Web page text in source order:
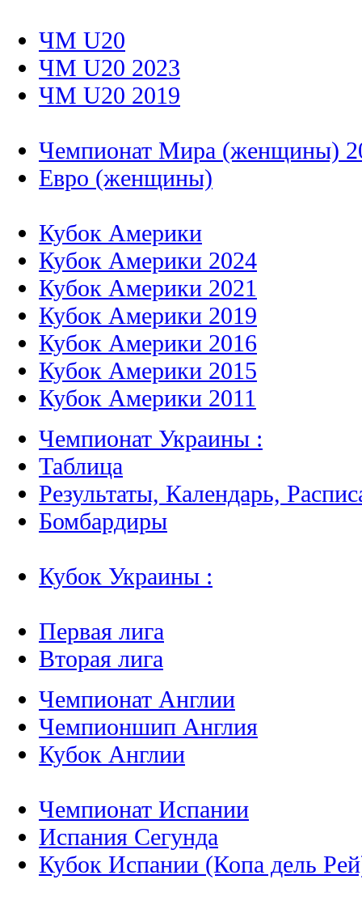
ЧМ U20
ЧМ U20 2023
ЧМ U20 2019
Чемпионат Мира (женщины)
Евро (женщины)
Кубок Америки
Кубок Америки 2024
Кубок Америки 2021
Кубок Америки 2019
Кубок Америки 2016
Кубок Америки 2015
Кубок Америки 2011
Чемпионат Украины :
Таблица
Результаты, Календарь,
Бомбардиры
Кубок Украины :
Первая лига
Вторая лига
Чемпионат Англии
Чемпионшип Англия
Кубок Англии
Чемпионат Испании
Испания Сегунда
Кубок Испании (Копа дель